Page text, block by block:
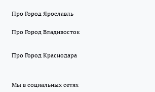
Про Город Ярославль
Про Город Владивосток
Про Город Краснодара
Мы в социальных сетях